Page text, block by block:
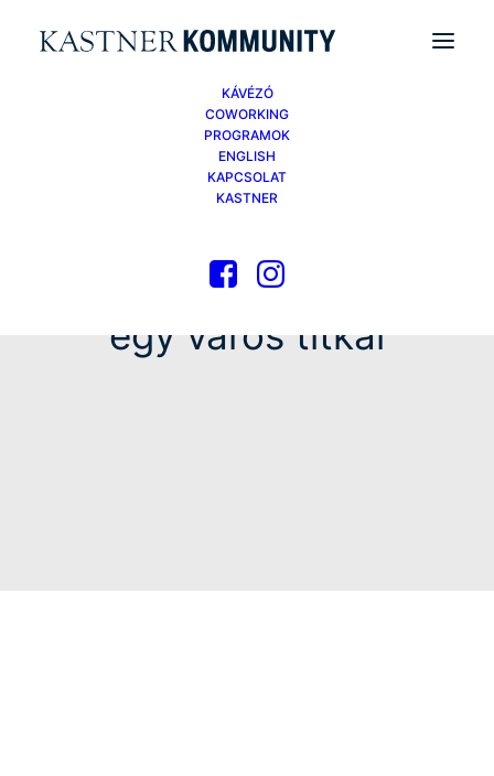
KÁVÉZÓ
COWORKING
PROGRAMOK
ENGLISH
KAPCSOLAT
KASTNER
egy város titkai